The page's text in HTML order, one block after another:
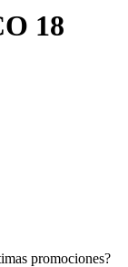
18
promociones?